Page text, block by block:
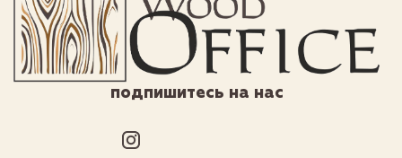
подпишитесь на нас